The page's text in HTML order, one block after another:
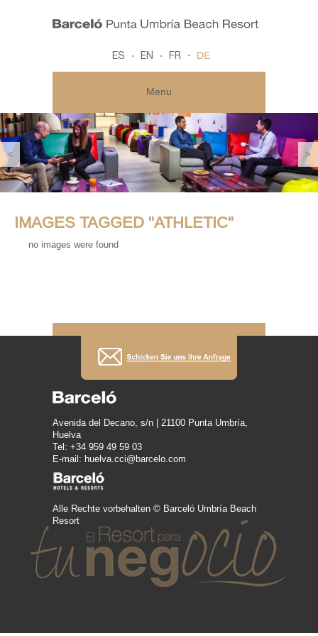
ES EN FR DE
Menu
< >
IMAGES TAGGED "ATHLETIC"
no images were found
Avenida del Decano, s/n | 21100 Punta Umbría,
Huelva
Tel: +34 959 49 59 03
E-mail: huelva.cci@barcelo.com
Alle Rechte vorbehalten © Barceló Umbría Beach
Resort